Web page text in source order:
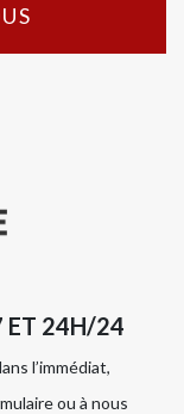
ET 24H/24
l’immédiat,
ou à nous